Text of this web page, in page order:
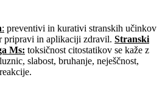
: preventivi in kurativi stranskih učinkov
pripravi in aplikaciji zdravil. Stranski
Ms: toksičnost citostatikov se kaže z
slabost, bruhanje, neješčnost,